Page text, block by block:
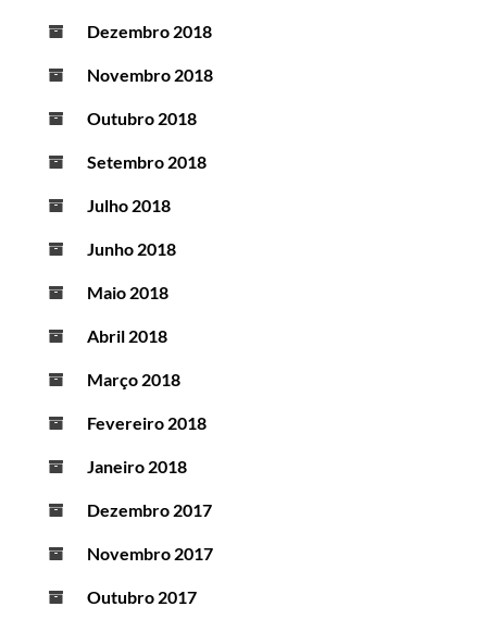
Dezembro 2018
Novembro 2018
Outubro 2018
Setembro 2018
Julho 2018
Junho 2018
Maio 2018
Abril 2018
Março 2018
Fevereiro 2018
Janeiro 2018
Dezembro 2017
Novembro 2017
Outubro 2017